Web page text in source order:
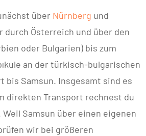
über Nürnberg und
durch Österreich und über den
oder Bulgarien) bis zum
an der türkisch-bulgarischen
bis Samsun. Insgesamt sind es
direkten Transport rechnest du
Weil Samsun über einen eigenen
wir bei größeren